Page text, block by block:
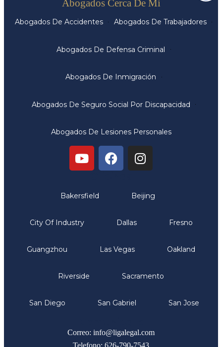
Abogados Cerca De Mi
Abogados De Accidentes Abogados De Trabajadores
Abogados De Defensa Criminal
Abogados De Inmigración
Abogados De Seguro Social Por Discapacidad
Abogados De Lesiones Personales
Bakersfield Beijing
City Of Industry Dallas Fresno
Guangzhou Las Vegas Oakland
Riverside Sacramento
San Diego San Gabriel San Jose
Correo: info@ligalegal.com